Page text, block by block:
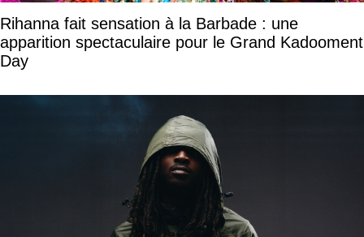
Rihanna fait sensation à la Barbade : une
apparition spectaculaire pour le Grand Kadooment
Day